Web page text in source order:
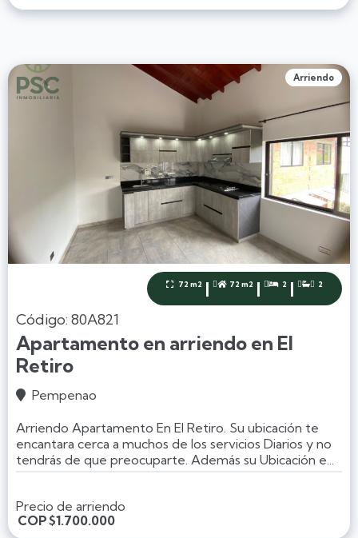
Arriendo
 72 m2 |  72 m2 |  2 |  2
Código: 80A821
Apartamento en arriendo en El
Retiro
 Pempenao
Arriendo Apartamento En El Retiro. Su ubicación te
encantara cerca a muchos de los servicios Diarios y no
tendrás de que preocuparte. Además su Ubicación e...
Precio de arriendo
COP$1.700.000